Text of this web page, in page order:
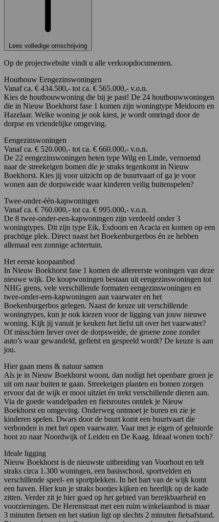
Lees volledige omschrijving
Op de projectwebsite vindt u alle verkoopdocumenten.
Houtbouw Eengezinswoningen
Vanaf ca. € 434.500,- tot ca. € 565.000,- v.o.n.
Kies de houtbouwwoning die bij je past! De 24 houtbouwwoningen
die in Nieuw Boekhorst fase 1 komen zijn woningtype Meidoorn en
Hazelaar. Welke woning je ook kiest, je wordt omringd door de
dorpse en vriendelijke omgeving.
Eengezinswoningen
Vanaf ca. € 520.000,- tot ca. € 660.000,- v.o.n.
De 22 eengezinswoningen heten type Wilg en Linde, vernoemd
naar de streekeigen bomen die je straks tegenkomt in Nieuw
Boekhorst. Kies jij voor uitzicht op de buurtvaart of ga je voor
wonen aan de dorpsweide waar kinderen veilig buitenspelen?
Twee-onder-één-kapwoningen
Vanaf ca. € 760.000,- tot ca. € 995.000,- v.o.n.
De 8 twee-onder-een-kapwoningen zijn verdeeld onder 3
woningtypes. Dit zijn type Eik, Esdoorn en Acacia en komen op een
prachtige plek. Direct naast het Boekenburgerbos én ze hebben
allemaal een zonnige achtertuin.
Het eerste koopaanbod
In Nieuw Boekhorst fase 1 komen de allereerste woningen van deze
nieuwe wijk. De koopwoningen bestaan uit eengezinswoningen tot
NHG grens, vele verschillende formaten eengezinswoningen en
twee-onder-een-kapwoningen aan vaarwater en het
Boekenburgerbos gelegen. Naast de keuze uit verschillende
woningtypes, kun je ook kiezen voor de ligging van jouw nieuwe
woning. Kijk jij vanuit je keuken het liefst uit over het vaarwater?
Of misschien liever over de dorpsweide, de groene zone zonder
auto’s waar gewandeld, gefietst en gespeeld wordt? De keuze is aan
jou.
Hier gaan mens & natuur samen
Als je in Nieuw Boekhorst woont, dan nodigt het openbare groen je
uit om naar buiten te gaan. Streekeigen planten en bomen zorgen
ervoor dat de wijk er mooi uitziet én trekt verschillende dieren aan.
Via de goede wandelpaden en fietsroutes ontdek je Nieuw
Boekhorst en omgeving. Onderweg ontmoet je buren en zie je
kinderen spelen. Dwars door de buurt komt een buurtvaart die
verbonden is met het open vaarwater. Vaar met je eigen of gehuurde
boot zo naar Noordwijk of Leiden en De Kaag. Ideaal wonen toch?
Ideale ligging
Nieuw Boekhorst is de nieuwste uitbreiding van Voorhout en telt
straks circa 1.300 woningen, een basisschool, sportvelden en
verschillende speel- en sportplekken. In het hart van de wijk komt
een haven. Hier kun je straks bootjes kijken en heerlijk op de kade
zitten. Verder zit je hier goed op het gebied van bereikbaarheid en
voorzieningen. De Herenstraat met een ruim winkelaanbod is maar
3 minuten fietsen en het station ligt op slechts 2 minuten fietsafstand.